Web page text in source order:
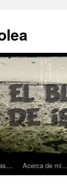
Acerca de mi…